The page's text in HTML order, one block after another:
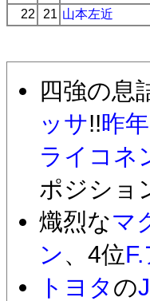
22
21 山本左近
四強の息
ッサ!!昨年
ライコネ
ポジショ
熾烈なマ
ン、4位
トヨタ の